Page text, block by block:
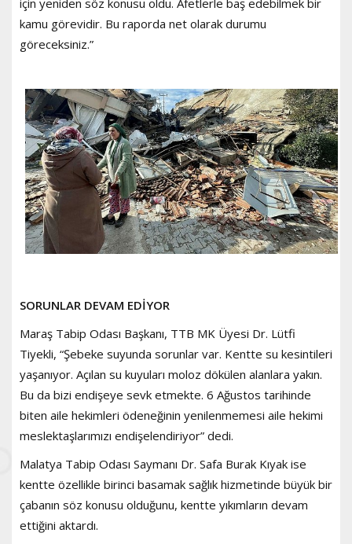
kamu görevidir. Bu raporda net olarak durumu
göreceksiniz.”
SORUNLAR DEVAM EDİYOR
Maraş Tabip Odası Başkanı, TTB MK Üyesi Dr. Lütfi
Tiyekli, “Şebeke suyunda sorunlar var. Kentte su kesintileri
yaşanıyor. Açılan su kuyuları moloz dökülen alanlara yakın.
Bu da bizi endişeye sevk etmekte. 6 Ağustos tarihinde
biten aile hekimleri ödeneğinin yenilenmemesi aile hekimi
meslektaşlarımızı endişelendiriyor” dedi.
Malatya Tabip Odası Saymanı Dr. Safa Burak Kıyak ise
kentte özellikle birinci basamak sağlık hizmetinde büyük bir
çabanın söz konusu olduğunu, kentte yıkımların devam
ettiğini aktardı.